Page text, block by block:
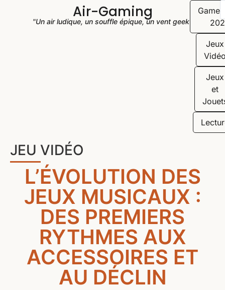
Air-Gaming
"Un air ludique, un souffle épique, un vent geek"
Jeux
Jeux
et
JEU VIDÉO
L’ÉVOLUTION DES
JEUX MUSICAUX :
DES PREMIERS
RYTHMES AUX
ACCESSOIRES ET
AU DÉCLIN